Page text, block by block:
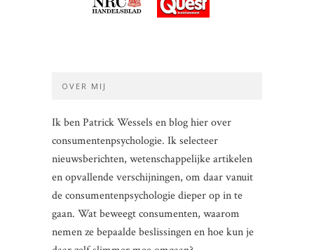
OVER MIJ
Ik ben Patrick Wessels en blog hier over
consumentenpsychologie. Ik selecteer
nieuwsberichten, wetenschappelijke artikelen
en opvallende verschijningen, om daar vanuit
de consumentenpsychologie dieper op in te
gaan. Wat beweegt consumenten, waarom
nemen ze bepaalde beslissingen en hoe kun je